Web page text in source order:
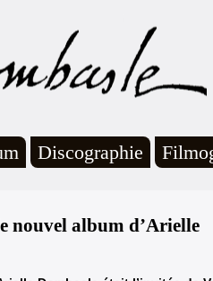
Discographie
nouvel album d’Arielle